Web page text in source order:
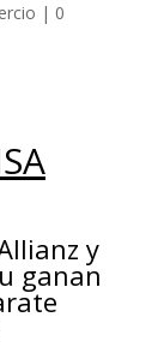
| 0
y
ganan